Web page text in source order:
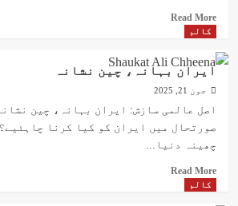
Read More
Read
ریئل
اسٹیٹ
سیکٹر
عوام
—
کالم
ایران بہانہ، چین نشانہ
جون 21, 2025
اصل عالمی سازش: ایران بہانہ، چین
صورتحال میں ایران کو کیا کرنا
چھینہ دنیا...
Read More
Read
کالم